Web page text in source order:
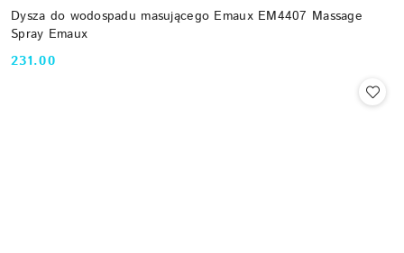
Dysza do wodospadu masującego Emaux EM4407 Massage
Spray Emaux
Cena:
231.00